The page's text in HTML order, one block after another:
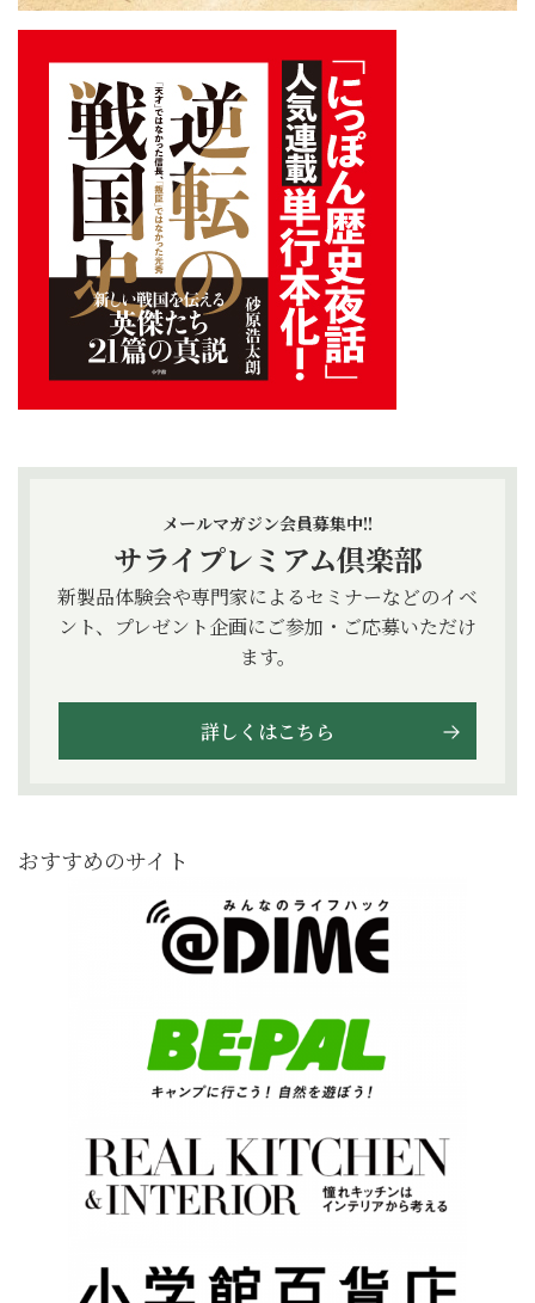
メールマガジン会員募集中!!
サライプレミアム倶楽部
新製品体験会や専門家によるセミナーなどのイベ
ント、プレゼント企画にご参加・ご応募いただけ
ます。
詳しくはこちら
おすすめのサイト